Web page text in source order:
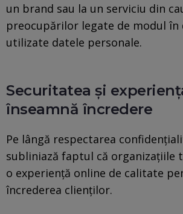
un brand sau la un serviciu din
preocupărilor legate de modul în
utilizate datele personale.
Securitatea și
înseamnă încredere
Pe lângă respectarea
subliniază faptul că organizațiile
o experiență online de calitate
încrederea clienților.